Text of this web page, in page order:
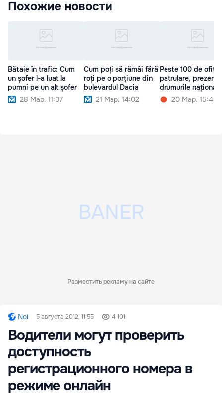
Похожие новости
Bătaie în trafic: Cum
un șofer l-a luat la
pumni pe un alt șofer
28 Мар. 11:07
Cum poți să rămâi fără
roți pe o porțiune din
bulevardul Dacia
21 Мар. 14:02
Peste 100 de
patrulare, prezenți
drumurile naționale
20 Мар. 15:40
Разместить рекламу на сайте
Noi 5 августа 2012, 11:55 4 101
Водители могут проверить
доступность
регистрационного номера в
режиме онлайн